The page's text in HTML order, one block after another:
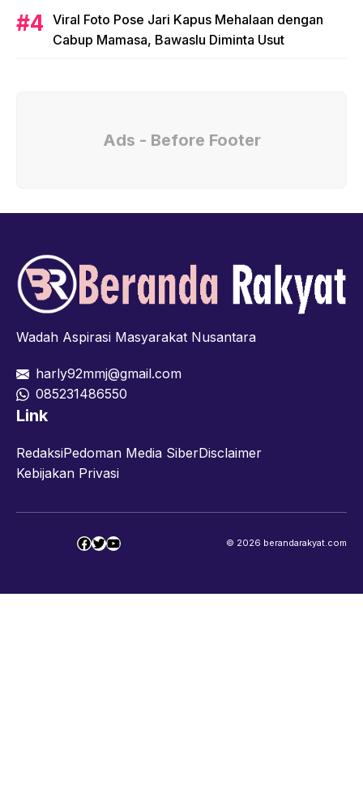
Viral Foto Pose Jari Kapus Mehalaan dengan
Cabup Mamasa, Bawaslu Diminta Usut
Ads - Before Footer
Wadah Aspirasi Masyarakat Nusantara
harly92mmj@gmail.com
085231486550
Link
RedaksiPedoman Media SiberDisclaimer
Kebijakan Privasi
Facebook
Twitter
YouTube © 2026 berandarakyat.com